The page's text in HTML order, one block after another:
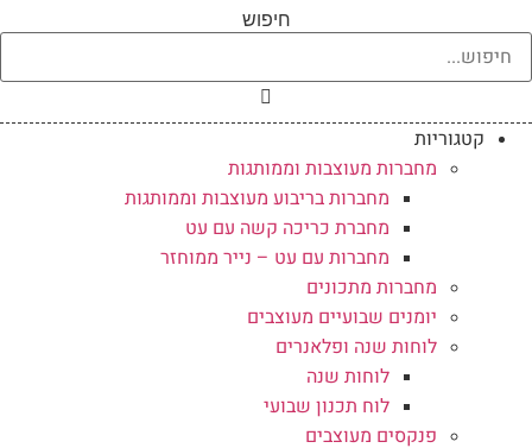
חיפוש
קטגוריות
מחברות מעוצבות וממותגות
מחברות בריבוע מעוצבות וממותגות
מחברת כריכה קשה עם עט
מחברות עם עט – נייר ממוחזר
מחברות מתכונים
יומנים שבועיים מעוצבים
לוחות שנה ופלאנרים
לוחות שנה
לוח תכנון שבועי
פנקסים מעוצבים